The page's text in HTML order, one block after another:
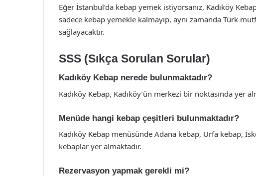
Eğer İstanbul’da kebap yemek istiyorsanız, Kadıköy
sadece kebap yemekle kalmayıp, aynı zamanda Türk
sağlayacaktır.
SSS (Sıkça Sorulan Sorular)
Kadıköy Kebap nerede bulunmaktadır?
Kadıköy Kebap, Kadıköy’ün merkezi bir noktasında yer
Menüde hangi kebap çeşitleri bulunmaktadır?
Kadıköy Kebap menüsünde Adana kebap, Urfa kebap,
kebaplar yer almaktadır.
Rezervasyon yapmak gerekli mi?